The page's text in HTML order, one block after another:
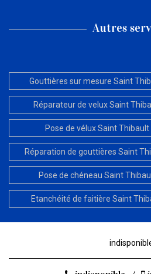
Autres
Gouttières sur mesure Saint
Réparateur de velux Saint
Pose de vélux Saint
Réparation de gouttières Saint
Pose de chéneau Saint
Etanchéité de faitière Saint